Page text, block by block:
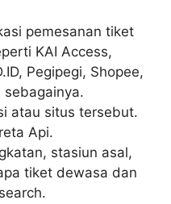
pemesanan tiket
KAI Access,
Pegipegi, Shopee,
sebagainya.
atau situs tersebut.
Api.
stasiun asal,
tiket dewasa dan